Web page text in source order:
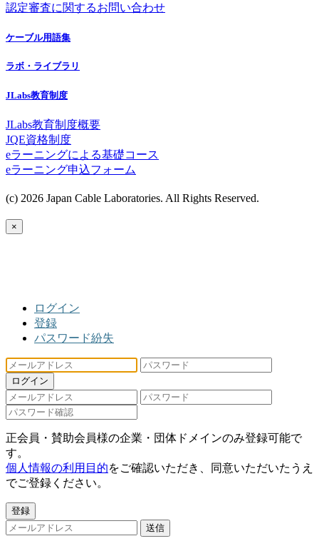
認定審査に関するお問い合わせ
ケーブル用語集
ラボ・ライブラリ
JLabs教育制度
JLabs教育制度概要
JQE資格制度
eラーニングによる基礎コース
eラーニング申込フォーム
(c) 2026 Japan Cable Laboratories. All Rights Reserved.
×
ログイン
登録
パスワード紛失
ログイン
正会員・賛助会員様の企業・団体ドメインのみ登録可能で
す。
個人情報の利用目的をご確認いただき、同意いただいたうえ
でご登録ください。
登録
送信